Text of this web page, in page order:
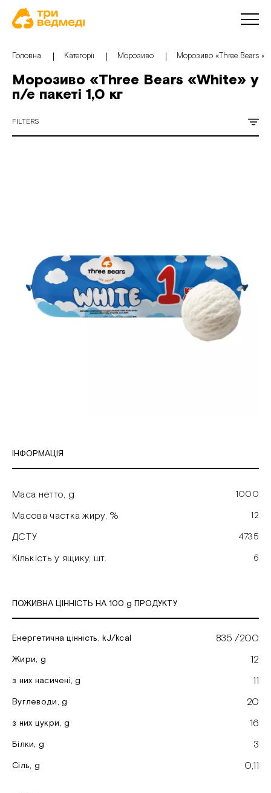
Головна Категорії Морозиво Морозиво «Three Bears
Морозиво «Three Bears «White» у
п/е пакеті 1,0 кг
FILTERS
ІНФОРМАЦІЯ
Маса нетто, g 1000
Масова частка жиру, % 12
ДСТУ 4735
Кількість у ящику, шт. 6
ПОЖИВНА ЦІННІСТЬ НА 100 g ПРОДУКТУ
Енергетична цінність, kJ/kcal 835 /200
Жири, g 12
з них насичені, g 11
Вуглеводи, g 20
з них цукри, g 16
Білки, g 3
Cіль, g 0,11